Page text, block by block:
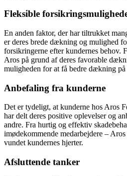
Fleksible
En anden faktor, der har tiltrukket
er deres brede dækning og mulighed
forsikringerne efter kundernes behov.
Aros på grund af deres favorable
muligheden for at få bedre dækning
Anbefaling fra kunderne
Det er tydeligt, at kunderne hos Aros
har delt deres positive oplevelser og
andre. Fra hurtig og effektiv
imødekommende medarbejdere –
vundet kundernes hjerter.
Afsluttende tanker